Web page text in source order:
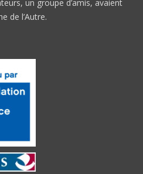
un groupe d’amis, avaient
de l’Autre.